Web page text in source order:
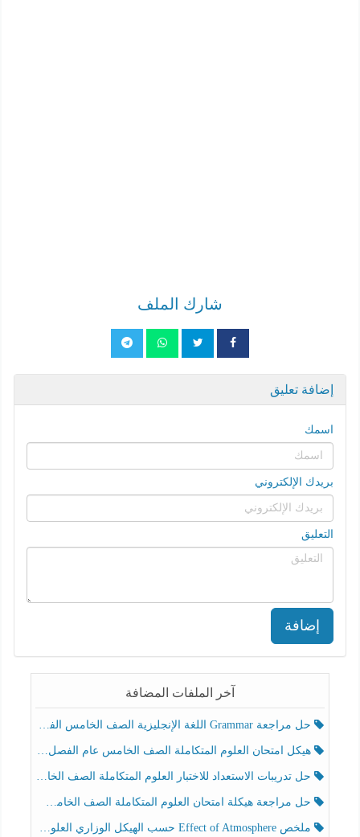
شارك الملف
إضافة تعليق
اسمك
بريدك الإلكتروني
التعليق
إضافة
آخر الملفات المضافة
حل مراجعة Grammar اللغة الإنجليزية الصف الخامس الفصل الثالث
هيكل امتحان العلوم المتكاملة الصف الخامس عام الفصل الدراسي الثالث 2025-2026
حل تدريبات الاستعداد للاختبار العلوم المتكاملة الصف الخامس عام الفصل الثالث
حل مراجعة هيكلة امتحان العلوم المتكاملة الصف الخامس انسبير الفصل الثالث
ملخص Effect of Atmosphere حسب الهيكل الوزاري العلوم المتكاملة الصف الخامس انسبير الفصل الثالث